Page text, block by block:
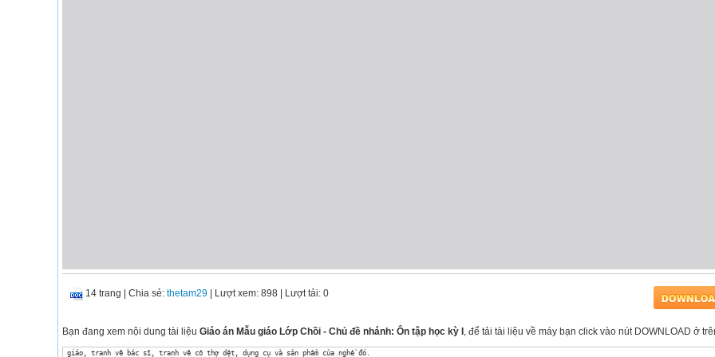
14 trang Chia sẻ: thetam29 | Lượt xem: 898 | Lượt tải: 0
Bạn đang xem nội dung tài liệu Giáo án Mẫu giáo Lớp Chồi - Chủ đề nhánh: Ôn tập học kỳ I , để tải tài liệu về máy bạn click vào nút DOWNLOAD ở
giáo, tranh vẽ bác sĩ, tranh vẽ cô thợ dệt, dụng cụ và sản phẩm của nghề đó.